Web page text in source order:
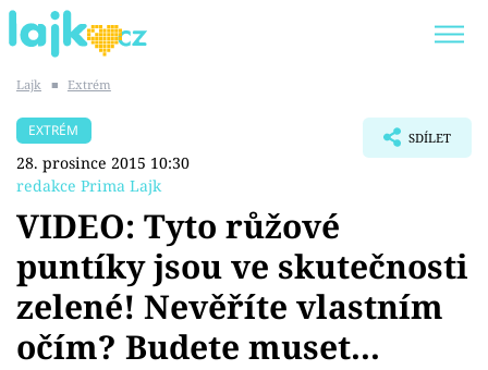
SHOPAHOLICADEL
Témata
Showbyznys
Lajk ■ Extrém
EXTRÉM
28. prosince 2015 10:30
redakce Prima Lajk
SDÍLET
VIDEO: Tyto růžové
puntíky jsou ve skutečnosti
zelené! Nevěříte vlastním
očím? Budete muset...